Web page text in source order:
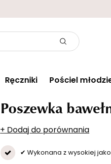
Ręczniki Pościel
Poszewka
+ Dodaj do porównania
✔ Wykonana z wysokiej